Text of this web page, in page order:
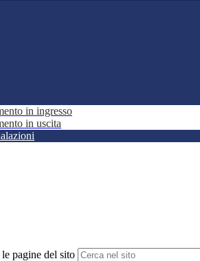
in ingresso
in uscita
pagine del sito